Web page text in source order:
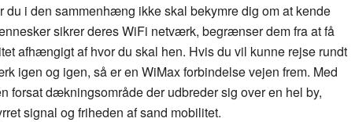
i den sammenhæng ikke skal bekymre dig om at kende
sikrer deres WiFi netværk, begrænser dem fra at få
afhængigt af hvor du skal hen. Hvis du vil kunne rejse rundt
igen og igen, så er en WiMax forbindelse vejen frem. Med
forsat dækningsområde der udbreder sig over en hel by,
signal og friheden af sand mobilitet.